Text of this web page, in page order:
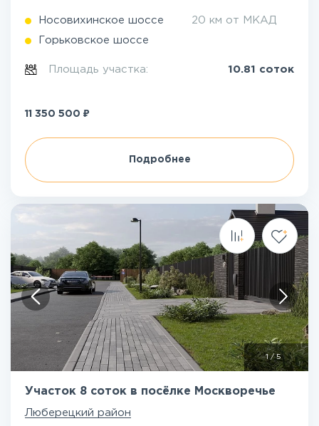
Носовихинское шоссе 20 км от МКАД
Горьковское шоссе
Площадь участка: 10.81 соток
11 350 500 ₽
Подробнее
1/5
Участок 8 соток в посёлке Москворечье
Люберецкий район